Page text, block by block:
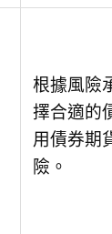
根據風險
擇合適的
用債券期
險。